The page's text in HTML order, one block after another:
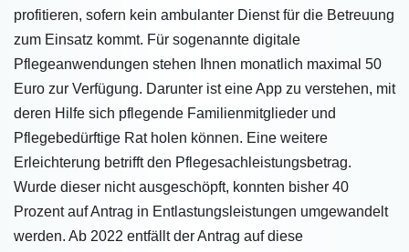
profitieren, sofern kein ambulanter Dienst für die Betreuung
zum Einsatz kommt. Für sogenannte digitale
Pflegeanwendungen stehen Ihnen monatlich maximal 50
Euro zur Verfügung. Darunter ist eine App zu verstehen, mit
deren Hilfe sich pflegende Familienmitglieder und
Pflegebedürftige Rat holen können. Eine weitere
Erleichterung betrifft den Pflegesachleistungsbetrag.
Wurde dieser nicht ausgeschöpft, konnten bisher 40
Prozent auf Antrag in Entlastungsleistungen umgewandelt
werden. Ab 2022 entfällt der Antrag auf diese